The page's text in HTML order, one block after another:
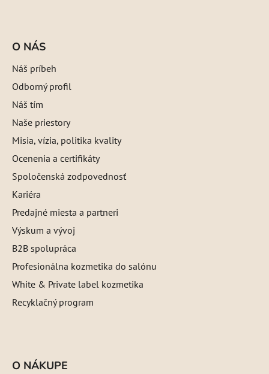
O NÁS
Náš príbeh
Odborný profil
Náš tím
Naše priestory
Misia, vízia, politika kvality
Ocenenia a certifikáty
Spoločenská zodpovednosť
Kariéra
Predajné miesta a partneri
Výskum a vývoj
B2B spolupráca
Profesionálna kozmetika do salónu
White & Private label kozmetika
Recyklačný program
O NÁKUPE